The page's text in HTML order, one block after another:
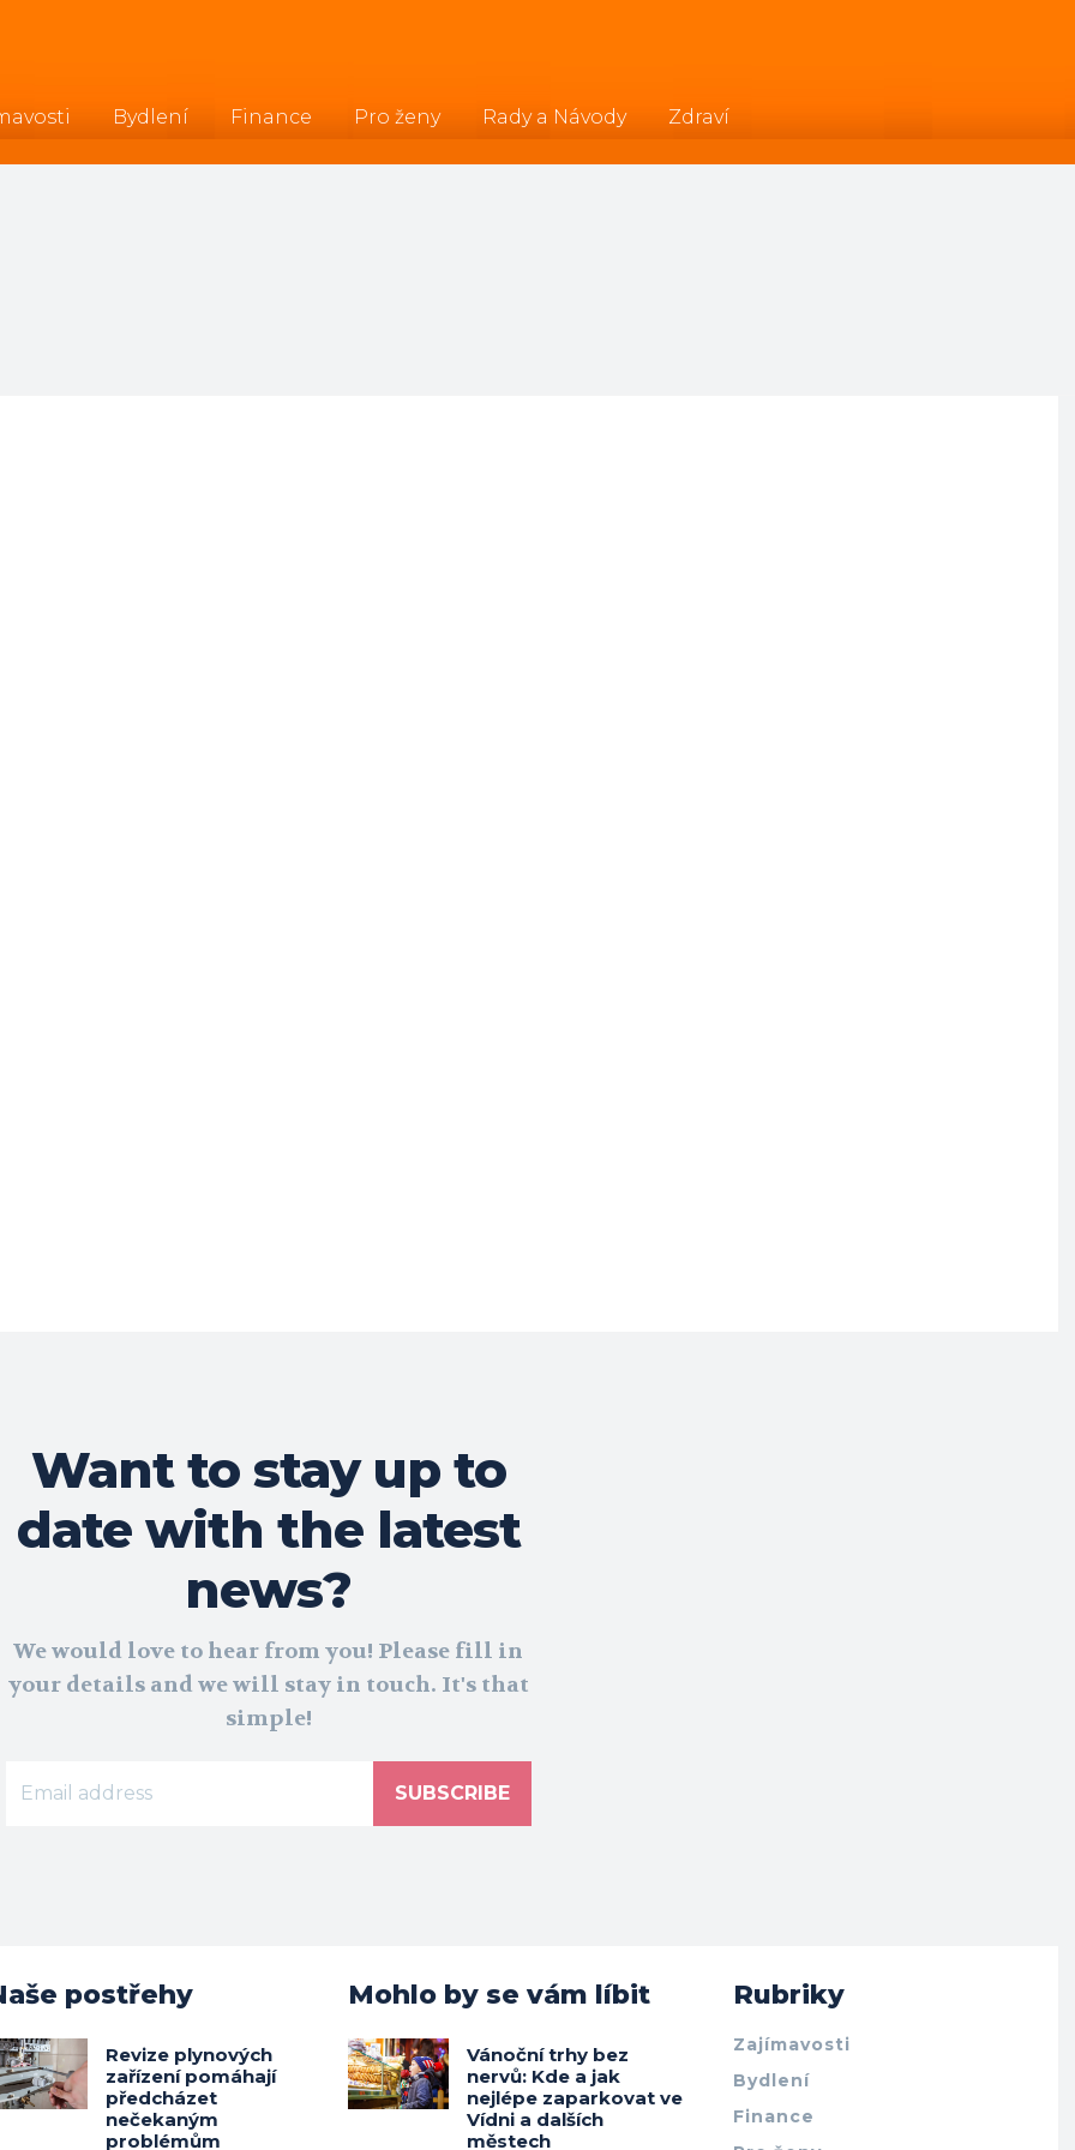
Bydlení Finance Pro ženy Rady a Návody Zdraví
Want to stay up to
date with the latest
news?
We would love to hear from you! Please fill in
your details and we will stay in touch. It's that
simple!
SUBSCRIBE
postřehy
Revize plynových
zařízení pomáhají
předcházet
nečekaným
problémům
Mohlo by se vám líbit
Vánoční trhy bez
nervů: Kde a jak
nejlépe zaparkovat ve
Vídni a dalších
městech
Rubriky
Zajímavosti
Bydlení
Finance